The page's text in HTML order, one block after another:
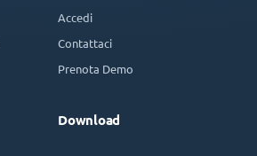
Accedi
Contattaci
Prenota Demo
Download